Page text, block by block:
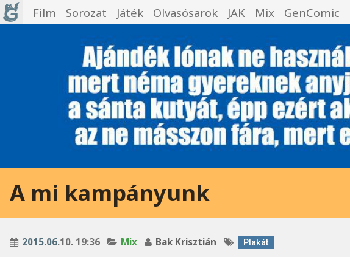
Film Sorozat Játék Olvasósarok JAK Mix GenComic
A mi kampányunk
2015.06.10. 19:36 Mix Bak Krisztián Plakát